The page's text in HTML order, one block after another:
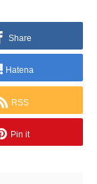
Share
Hatena
RSS
Pin it